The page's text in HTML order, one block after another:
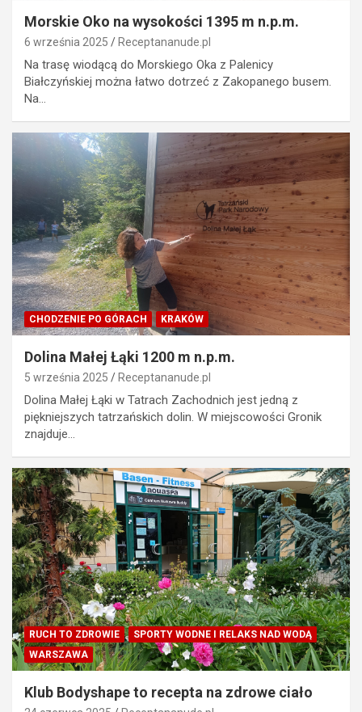
Morskie Oko na wysokości 1395 m n.p.m.
6 września 2025 Receptananude.pl
Na trasę wiodącą do Morskiego Oka z Palenicy
Białczyńskiej można łatwo dotrzeć z Zakopanego busem.
Na…
CHODZENIE PO GÓRACH KRAKÓW
Dolina Małej Łąki 1200 m n.p.m.
5 września 2025 Receptananude.pl
Dolina Małej Łąki w Tatrach Zachodnich jest jedną z
piękniejszych tatrzańskich dolin. W miejscowości Gronik
znajduje…
RUCH TO ZDROWIE
SPORTY WODNE I RELAKS NAD WODĄ
WARSZAWA
Klub Bodyshape to recepta na zdrowe ciało